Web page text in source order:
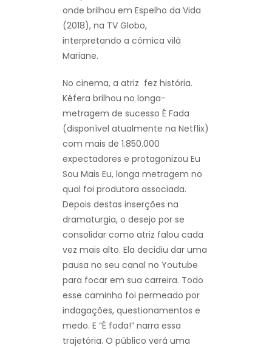
onde brilhou em Espelho da Vida
(2018), na TV Globo,
interpretando a cômica vilã
Mariane.
No cinema, a atriz fez história.
Kéfera brilhou no longa-
metragem de sucesso É Fada
(disponível atualmente na Netflix)
com mais de 1.850.000
expectadores e protagonizou Eu
Sou Mais Eu, longa metragem no
qual foi produtora associada.
Depois destas inserções na
dramaturgia, o desejo por se
consolidar como atriz falou cada
vez mais alto. Ela decidiu dar uma
pausa no seu canal no Youtube
para focar em sua carreira. Todo
esse caminho foi permeado por
indagações, questionamentos e
medo. E “É foda!” narra essa
trajetória. O público verá uma